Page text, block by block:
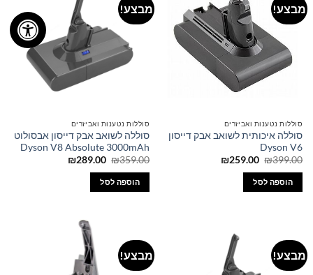
מבצע!
סוללות נטענות ואביזרים
סוללה איכותית לשואב אבק דייסון
Dyson V6
₪399.00
המחיר
היה:
₪399.00.
₪259.00
המחיר
הוספה לסל
מבצע!
סוללות נטענות ואביזרים
סוללה לשואב אבק דייסון אבסולוט
Dyson V8 Absolute 3000mAh
₪359.00
המחיר
היה:
₪359.00.
₪289.00
המחיר
הוספה לסל
מבצע! מבצע!